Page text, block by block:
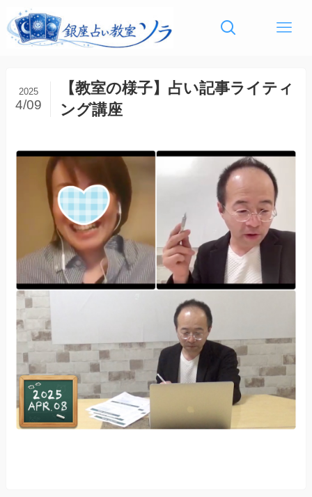
【教室の様子】占い記事ライティ
ング講座
2025
4/09